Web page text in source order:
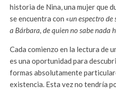
historia de Nina, una mujer que
se encuentra con «un espectro de
a Bárbara, de quien no sabe nada
Cada comienzo en la lectura de
es una oportunidad para
formas absolutamente
existencia. Esta vez no tendría